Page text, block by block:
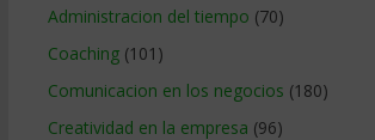
Administracion del tiempo (70)
Coaching(101)
Comunicacion en los negocios (180)
Creatividad en la empresa (96)